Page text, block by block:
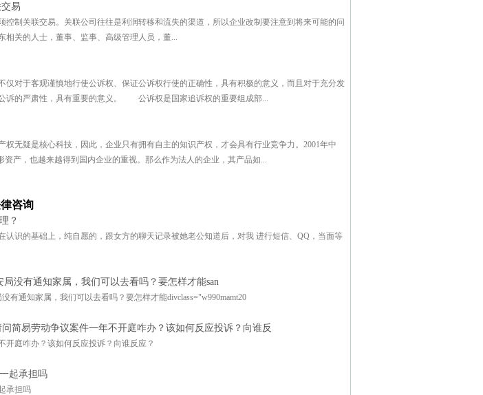
易
制关联交易。关联公司往往是利润转移和流失的渠道，所以企业改制要注意到将来可能的问
相关的人士，董事、监事、高级管理人员，董...
仅对于客观谨慎地行使公诉权、保证公诉权行使的正确性，具有积极的意义，而且对于充分发
诉的严肃性，具有重要的意义。 公诉权是国家追诉权的重要组成部...
权无疑是核心科技，因此，企业只有拥有自主的知识产权，才会具有行业竞争力。2001年中
资产，也越来越得到国内企业的重视。那么作为法人的企业，其产品如...
咨询
？
认识的基础上，纯自愿的，跟女方的聊天记录被她老公知道后，对我 进行短信、QQ，当面等
没有通知家属，我们可以去看吗？要怎样才能san
有通知家属，我们可以去看吗？要怎样才能divclass="w990mamt20
简易劳动争议案件一年不开庭咋办？该如何反应投诉？向谁反
开庭咋办？该如何反应投诉？向谁反应？
起承担吗
承担吗